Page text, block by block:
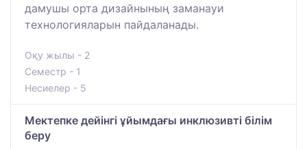
дамушы орта дизайнының заманауи
технологияларын пайдаланады.
Оқу жылы - 2
Семестр - 1
Несиелер - 5
Мектепке дейінгі ұйымдағы инклюзивті білім
беру